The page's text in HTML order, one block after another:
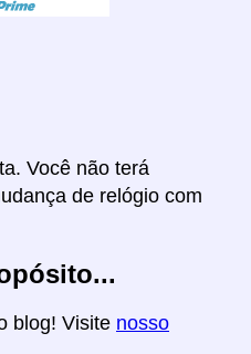
Você não terá
de relógio com
blog! Visite nosso